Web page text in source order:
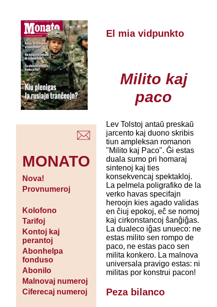
MONATO
Nova!
Provnumeroj
Kolofono
Tarifoj
Kontoj kaj
perantoj
Abonhelpa
fonduso
Abonilo
Malnovaj numeroj
Ciferecaj numeroj
El mia vidpunkto
Milito kaj
paco
Lev Tolstoj antaŭ preskaŭ
jarcento kaj duono skribis
tiun ampleksan romanon
"Milito kaj Paco". Ĝi estas
duala sumo pri homaraj
sintenoj kaj ties
konsekvencaj spektakloj.
La pelmela poligrafiko de la
verko havas specifajn
heroojn kies agado validas
en ĉiuj epokoj, eĉ se nomoj
kaj cirkonstancoj ŝanĝiĝas.
La dualeco iĝas unueco: ne
estas milito sen rompo de
paco, ne estas paco sen
milita konkero. La malnova
universala pravigo estas: ni
militas por konstrui pacon!
Peza bilanco